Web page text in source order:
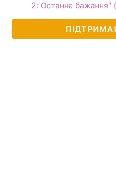
2: Останнє бажання"